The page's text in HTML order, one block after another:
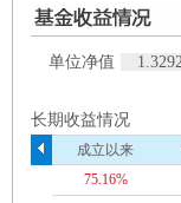
单位净值
长期收益情况
成立以来
75.16%